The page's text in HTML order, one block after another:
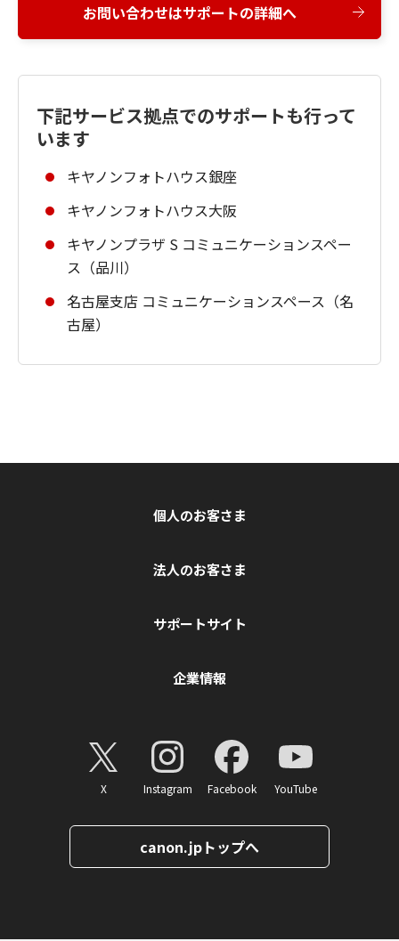
お問い合わせはサポートの詳細へ
下記サービス拠点でのサポートも行って
います
キヤノンフォトハウス銀座
キヤノンフォトハウス大阪
キヤノンプラザ S コミュニケーションスペー
ス（品川）
名古屋支店 コミュニケーションスペース（名
古屋）
個人のお客さま
法人のお客さま
サポートサイト
企業情報
X Instagram Facebook YouTube
canon.jpトップへ